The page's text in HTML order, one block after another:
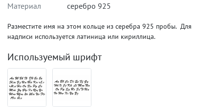
Материал
серебро 925
Разместите имя на этом кольце из серебра 925 пробы. Для
надписи используется латиница или кириллица.
Используемый шрифт